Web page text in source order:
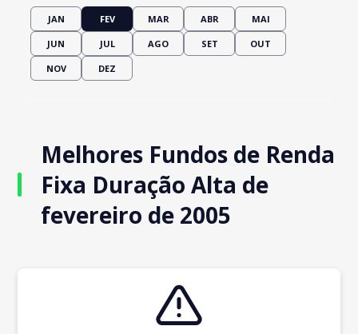
JAN FEV MAR ABR MAI
JUN JUL AGO SET OUT
NOV DEZ
Melhores Fundos de Renda
Fixa Duração Alta de
fevereiro de 2005